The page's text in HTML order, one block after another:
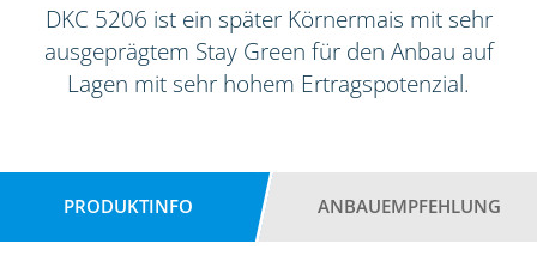
DKC 5206 ist ein später Körnermais mit sehr
ausgeprägtem Stay Green für den Anbau auf
Lagen mit sehr hohem Ertragspotenzial.
PRODUKTINFO ANBAUEMPFEHLUNG